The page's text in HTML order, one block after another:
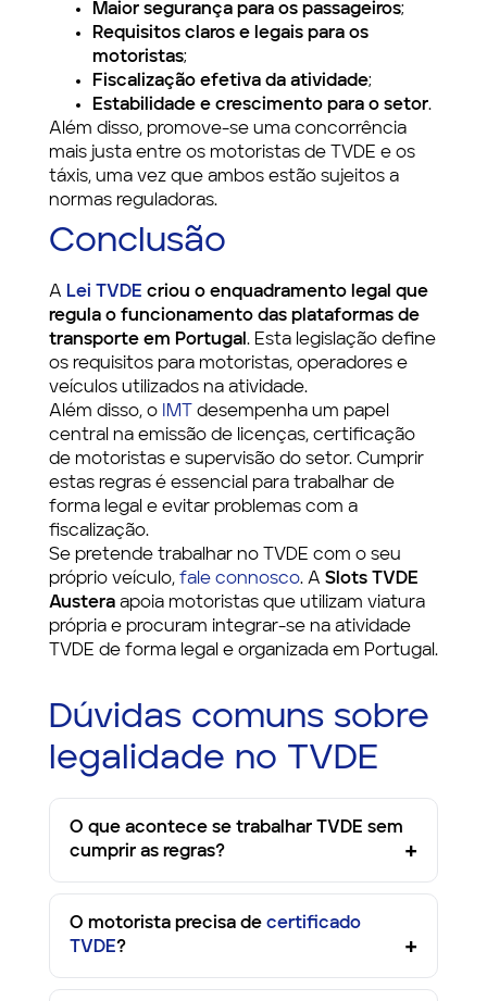
Maior segurança para os passageiros;
Requisitos claros e legais para os
motoristas;
Fiscalização efetiva da atividade;
Estabilidade e crescimento para o setor.
Além disso, promove-se uma concorrência
mais justa entre os motoristas de TVDE e os
táxis, uma vez que ambos estão sujeitos a
normas reguladoras.
Conclusão
A Lei TVDE criou o enquadramento legal que
regula o funcionamento das plataformas de
transporte em Portugal . Esta legislação define
os requisitos para motoristas, operadores e
veículos utilizados na atividade.
Além disso, o
IMT
desempenha um papel
central na emissão de licenças, certificação
de motoristas e supervisão do setor. Cumprir
estas regras é essencial para trabalhar de
forma legal e evitar problemas com a
fiscalização.
Se pretende trabalhar no TVDE com o seu
próprio veículo, fale connosco. A Slots TVDE
Austeraapoia motoristas que utilizam viatura
própria e procuram integrar-se na atividade
TVDE de forma legal e organizada em Portugal.
Dúvidas comuns sobre
legalidade no TVDE
O que acontece se trabalhar TVDE sem
cumprir as regras?
O motorista precisa de certificado
TVDE?